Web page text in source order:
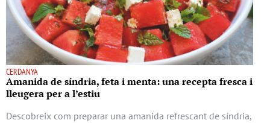
CERDANYA
Amanida de síndria, feta i menta: una recepta fresca i
lleugera per a l’estiu
Descobreix com preparar una amanida refrescant de síndria,